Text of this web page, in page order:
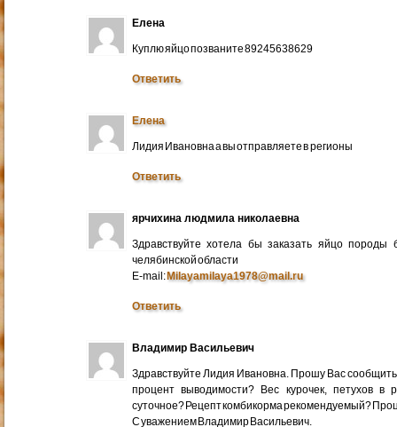
Елена
Куплю яйцо позваните 89245638629
Ответить
Елена
Лидия Ивановна а вы отправляете в регионы
Ответить
ярчихина людмила николаевна
Здравствуйте хотела бы заказать яйцо
челябинской области
E-mail:Milayamilaya1978@mail.ru
Ответить
Владимир Васильевич
Здравствуйте Лидия Ивановна. Прошу Вас
процент выводимости? Вес курочек, петухов в
суточное? Рецепт комбикорма рекомендуемый?
С уважением Владимир Васильевич.